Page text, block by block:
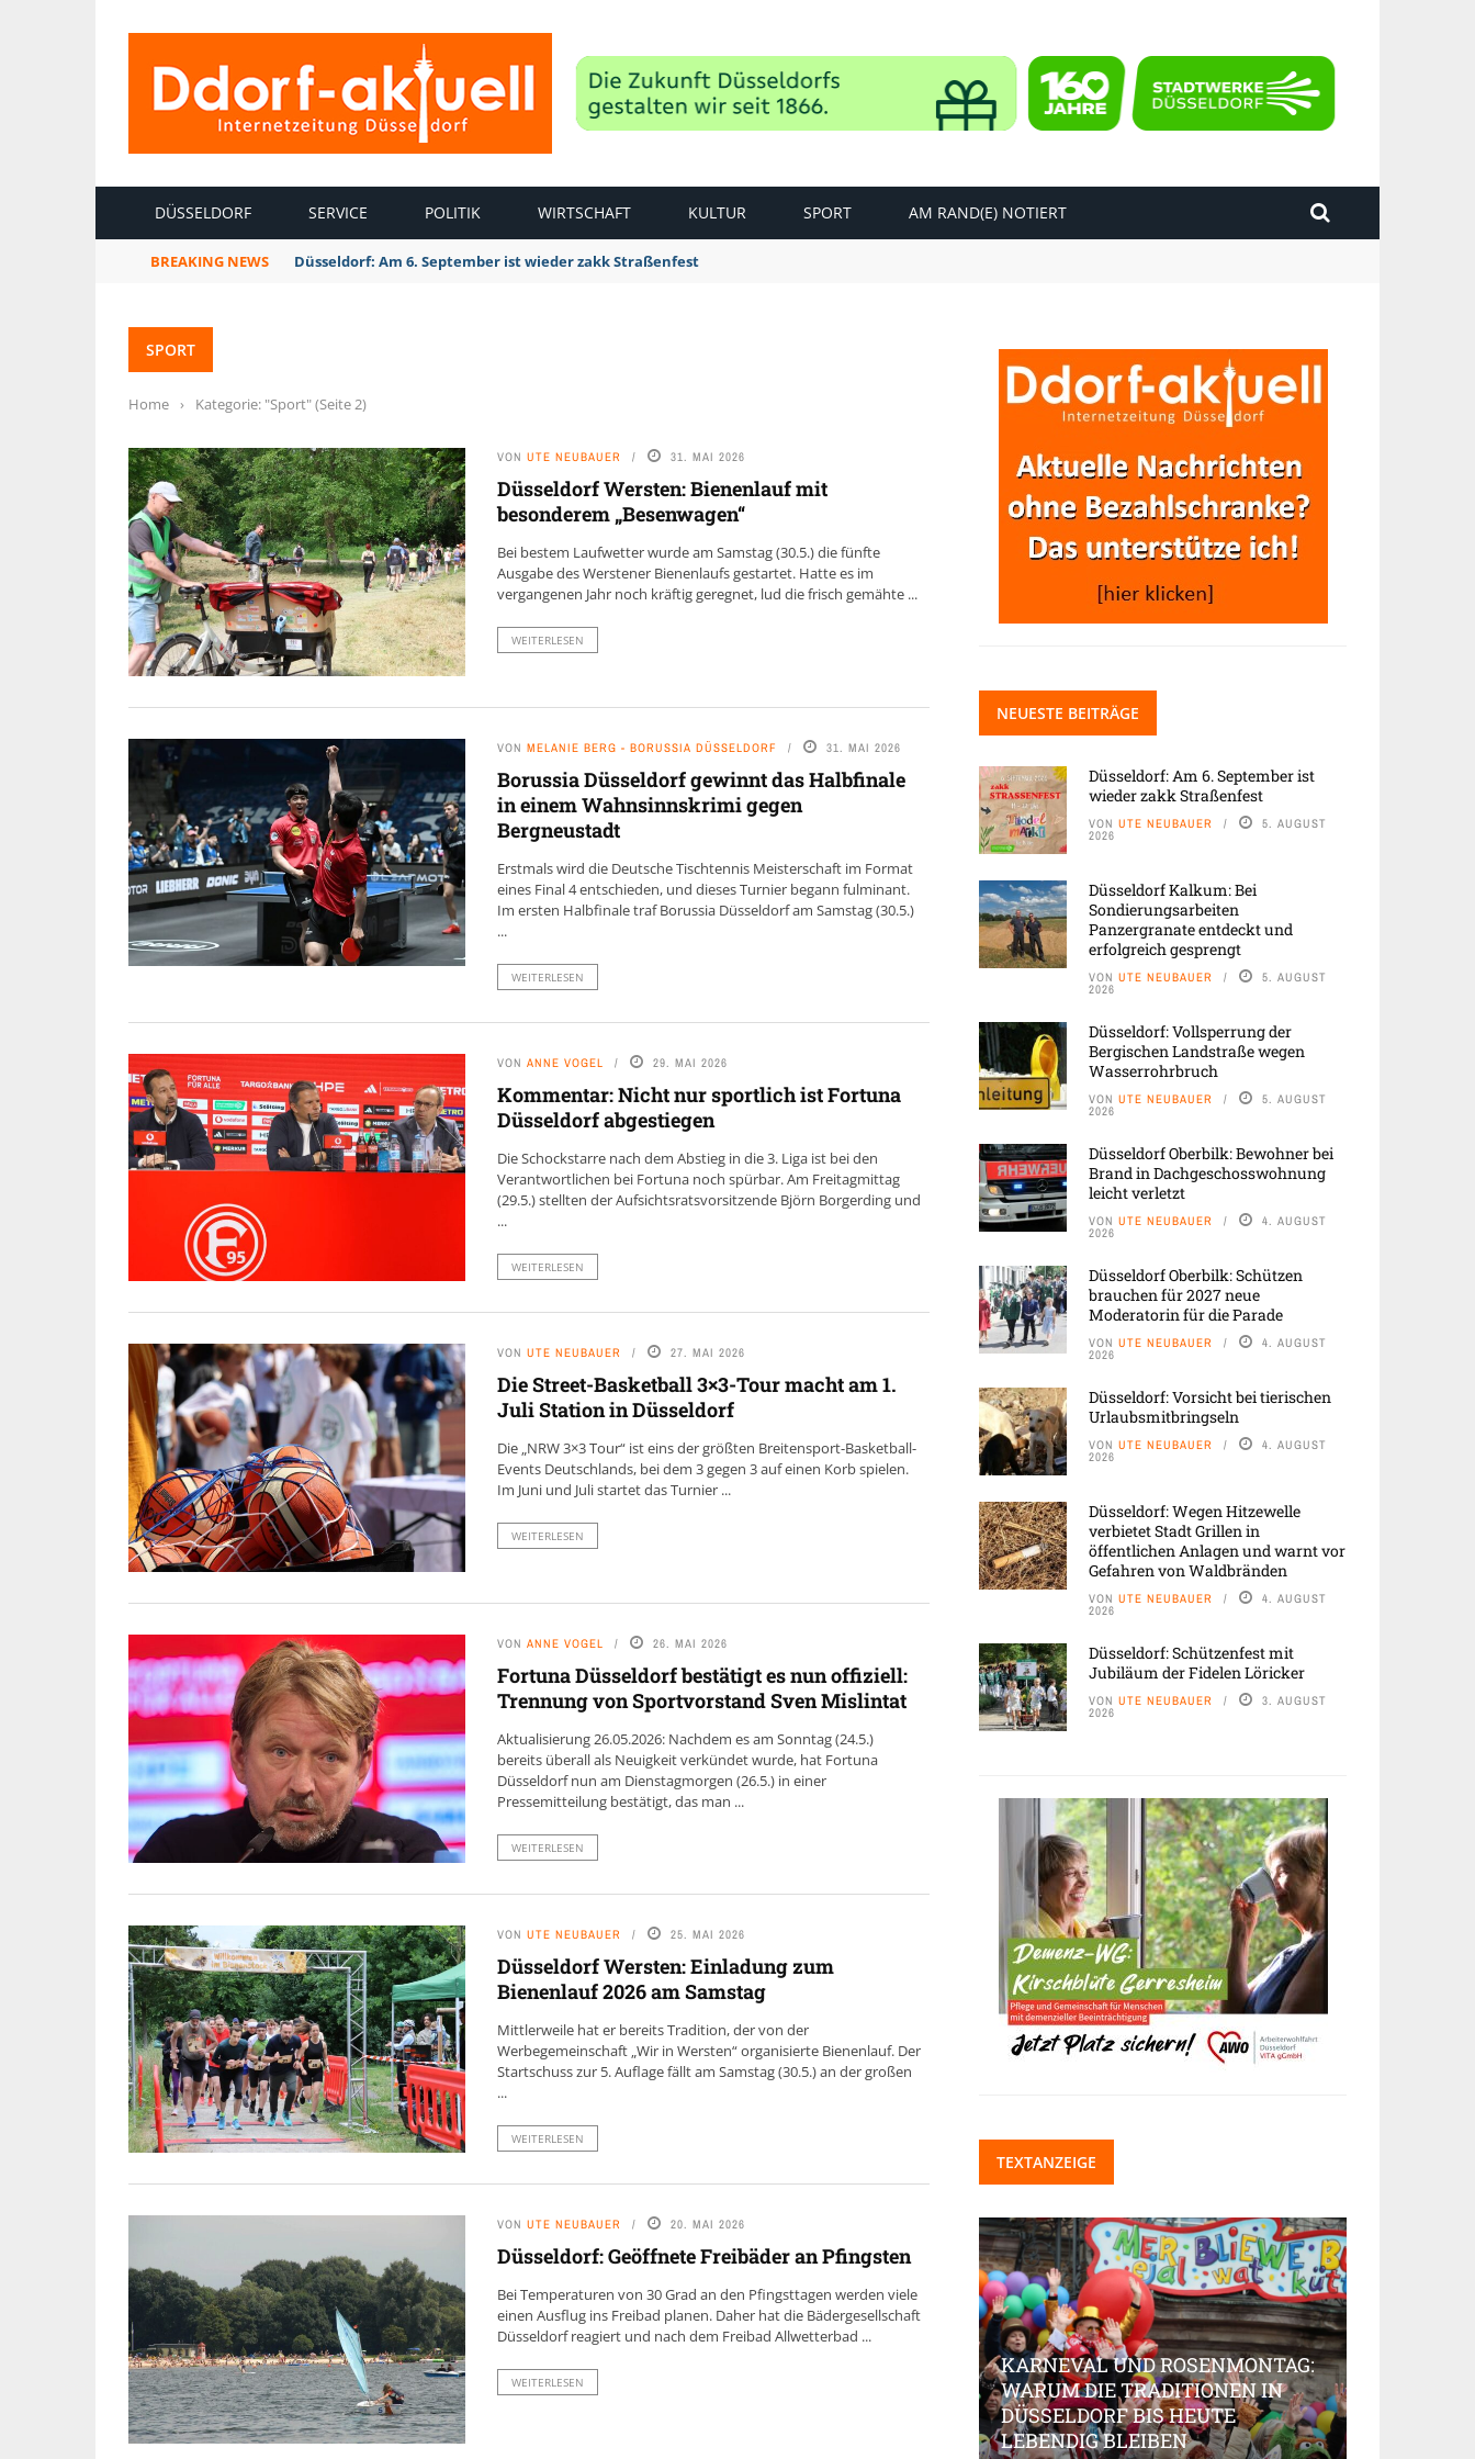
DÜSSELDORF SERVICE POLITIK WIRTSCHAFT KULTUR SPORT AM RAND(E) NOTIERT
BREAKING NEWS Düsseldorf: Am 6. September ist wieder zakk Straßenfest
SPORT
Home › Kategorie: "Sport"(Seite 2)
VON UTE NEUBAUER 31. MAI 2026
Düsseldorf Wersten: Bienenlauf mit
besonderem „Besenwagen“
Bei bestem Laufwetter wurde am Samstag (30.5.) die fünfte
Ausgabe des Werstener Bienenlaufs gestartet. Hatte es im
vergangenen Jahr noch kräftig geregnet, lud die frisch gemähte ...
WEITERLESEN
VON MELANIE BERG - BORUSSIA DÜSSELDORF 31. MAI 2026
Borussia Düsseldorf gewinnt das Halbfinale
in einem Wahnsinnskrimi gegen
Bergneustadt
Erstmals wird die Deutsche Tischtennis Meisterschaft im Format
eines Final 4 entschieden, und dieses Turnier begann fulminant.
Im ersten Halbfinale traf Borussia Düsseldorf am Samstag (30.5.)
...
WEITERLESEN
VON ANNE VOGEL 29. MAI 2026
Kommentar: Nicht nur sportlich ist Fortuna
Düsseldorf abgestiegen
Die Schockstarre nach dem Abstieg in die 3. Liga ist bei den
Verantwortlichen bei Fortuna noch spürbar. Am Freitagmittag
(29.5.) stellten der Aufsichtsratsvorsitzende Björn Borgerding und
...
WEITERLESEN
VON UTE NEUBAUER 27. MAI 2026
Die Street-Basketball 3×3-Tour macht am 1.
Juli Station in Düsseldorf
Die „NRW 3×3 Tour“ ist eins der größten Breitensport-Basketball-
Events Deutschlands, bei dem 3 gegen 3 auf einen Korb spielen.
Im Juni und Juli startet das Turnier ...
WEITERLESEN
VON ANNE VOGEL 26. MAI 2026
Fortuna Düsseldorf bestätigt es nun offiziell:
Trennung von Sportvorstand Sven Mislintat
Aktualisierung 26.05.2026: Nachdem es am Sonntag (24.5.)
bereits überall als Neuigkeit verkündet wurde, hat Fortuna
Düsseldorf nun am Dienstagmorgen (26.5.) in einer
Pressemitteilung bestätigt, das man ...
WEITERLESEN
VON UTE NEUBAUER 25. MAI 2026
Düsseldorf Wersten: Einladung zum
Bienenlauf 2026 am Samstag
Mittlerweile hat er bereits Tradition, der von der
Werbegemeinschaft „Wir in Wersten“ organisierte Bienenlauf. Der
Startschuss zur 5. Auflage fällt am Samstag (30.5.) an der großen
...
WEITERLESEN
VON UTE NEUBAUER 20. MAI 2026
Düsseldorf: Geöffnete Freibäder an Pfingsten
Bei Temperaturen von 30 Grad an den Pfingsttagen werden viele
einen Ausflug ins Freibad planen. Daher hat die Bädergesellschaft
Düsseldorf reagiert und nach dem Freibad Allwetterbad ...
WEITERLESEN
NEUESTE BEITRÄGE
Düsseldorf: Am 6. September ist
wieder zakk Straßenfest
VON UTE NEUBAUER 5. AUGUST
2026
Düsseldorf Kalkum: Bei
Sondierungsarbeiten
Panzergranate entdeckt und
erfolgreich gesprengt
VON UTE NEUBAUER 5. AUGUST
2026
Düsseldorf: Vollsperrung der
Bergischen Landstraße wegen
Wasserrohrbruch
VON UTE NEUBAUER 5. AUGUST
2026
Düsseldorf Oberbilk: Bewohner bei
Brand in Dachgeschosswohnung
leicht verletzt
VON UTE NEUBAUER 4. AUGUST
2026
Düsseldorf Oberbilk: Schützen
brauchen für 2027 neue
Moderatorin für die Parade
VON UTE NEUBAUER 4. AUGUST
2026
Düsseldorf: Vorsicht bei tierischen
Urlaubsmitbringseln
VON UTE NEUBAUER 4. AUGUST
2026
Düsseldorf: Wegen Hitzewelle
verbietet Stadt Grillen in
öffentlichen Anlagen und warnt vor
Gefahren von Waldbränden
VON UTE NEUBAUER 4. AUGUST
2026
Düsseldorf: Schützenfest mit
Jubiläum der Fidelen Löricker
VON UTE NEUBAUER 3. AUGUST
2026
TEXTANZEIGE
KARNEVAL UND ROSENMONTAG:
WARUM DIE TRADITIONEN IN
DÜSSELDORF BIS HEUTE
LEBENDIG BLEIBEN